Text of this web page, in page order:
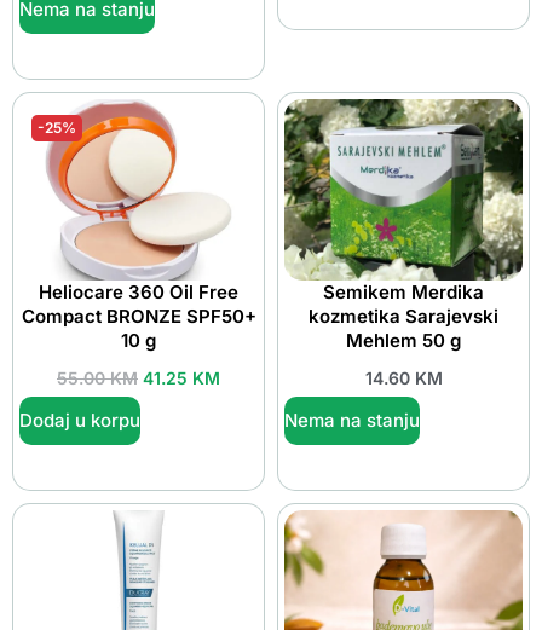
Nema na stanju
-25%
Heliocare 360 Oil Free
Compact BRONZE SPF50+
10 g
55.00KM 41.25 KM
Dodaj u korpu
Semikem Merdika
kozmetika Sarajevski
Mehlem 50 g
14.60 KM
Nema na stanju